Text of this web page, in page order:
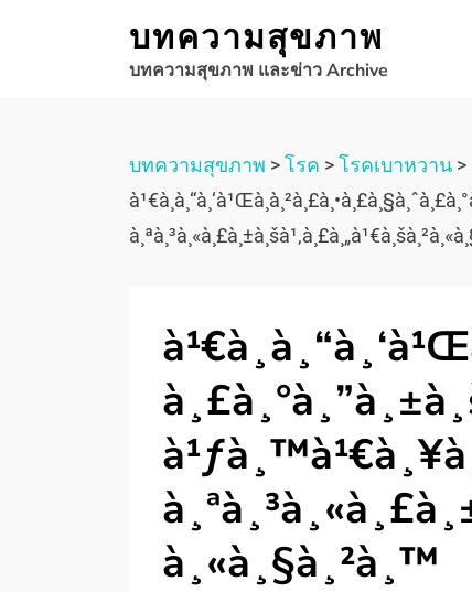
บทความสุขภาพ
บทความสุขภาพ และข่าว Archive
บทความสุขภาพ >โรค >โรคเบาหวาน >
à¸«à¸§à¸²à¸™